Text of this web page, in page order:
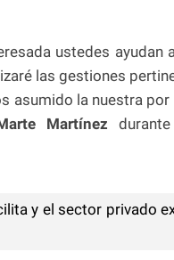
ustedes ayudan
las gestiones
asumido la nuestra
Martínez
y el sector privado